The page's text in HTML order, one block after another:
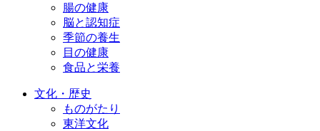
腸の健康
脳と認知症
季節の養生
目の健康
食品と栄養
文化・歴史
ものがたり
東洋文化